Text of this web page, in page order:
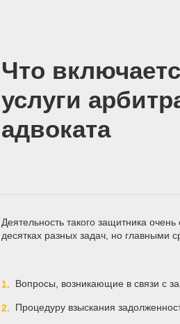
Что
услуги
адвоката
Деятельность такого защитника
десятках разных задач, но главными
Вопросы, возникающие в связи с
Процедуру взыскания